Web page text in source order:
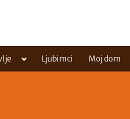
Toggle
menu
Ljubimci Moj dom